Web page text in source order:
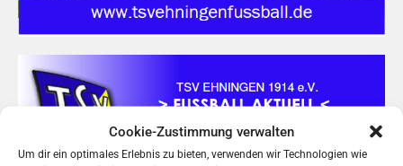
Cookie-Zustimmung verwalten
Um dir ein optimales Erlebnis zu bieten, verwenden wir Technologien wie